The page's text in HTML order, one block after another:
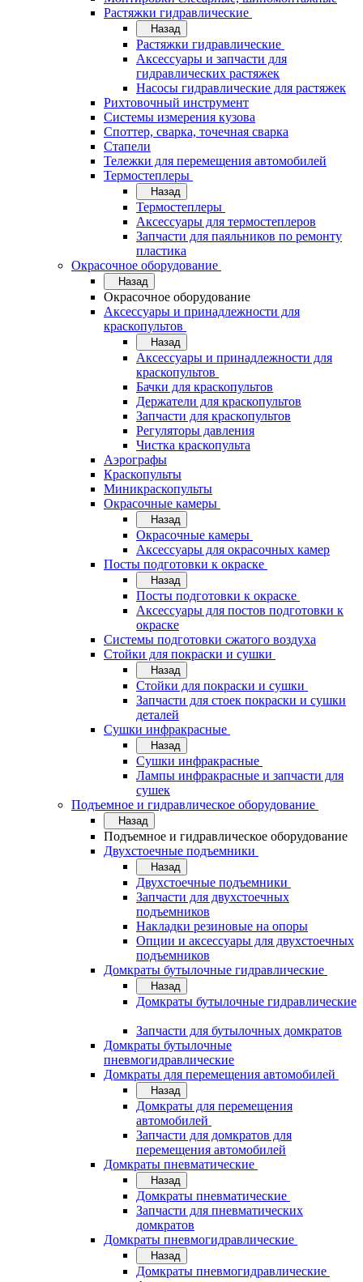
Растяжки гидравлические
Назад
Растяжки гидравлические
Аксессуары и запчасти для
гидравлических растяжек
Насосы гидравлические для растяжек
Рихтовочный инструмент
Системы измерения кузова
Споттер, сварка, точечная сварка
Стапели
Тележки для перемещения автомобилей
Термостеплеры
Назад
Термостеплеры
Аксессуары для термостеплеров
Запчасти для паяльников по ремонту
пластика
Окрасочное оборудование
Назад
Окрасочное оборудование
Аксессуары и принадлежности для
краскопультов
Назад
Аксессуары и принадлежности для
краскопультов
Бачки для краскопультов
Держатели для краскопультов
Запчасти для краскопультов
Регуляторы давления
Чистка краскопульта
Аэрографы
Краскопульты
Миникраскопульты
Окрасочные камеры
Назад
Окрасочные камеры
Аксессуары для окрасочных камер
Посты подготовки к окраске
Назад
Посты подготовки к окраске
Аксессуары для постов подготовки к
окраске
Системы подготовки сжатого воздуха
Стойки для покраски и сушки
Назад
Стойки для покраски и сушки
Запчасти для стоек покраски и сушки
деталей
Сушки инфракрасные
Назад
Сушки инфракрасные
Лампы инфракрасные и запчасти для
сушек
Подъемное и гидравлическое оборудование
Назад
Подъемное и гидравлическое оборудование
Двухстоечные подъемники
Назад
Двухстоечные подъемники
Запчасти для двухстоечных
подъемников
Накладки резиновые на опоры
Опции и аксессуары для двухстоечных
подъемников
Домкраты бутылочные гидравлические
Назад
Домкраты бутылочные гидравлические
Запчасти для бутылочных домкратов
Домкраты бутылочные
пневмогидравлические
Домкраты для перемещения автомобилей
Назад
Домкраты для перемещения
автомобилей
Запчасти для домкратов для
перемещения автомобилей
Домкраты пневматические
Назад
Домкраты пневматические
Запчасти для пневматических
домкратов
Домкраты пневмогидравлические
Назад
Домкраты пневмогидравлические